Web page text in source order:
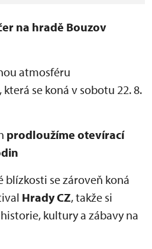
na hradě Bouzov
atmosféru
, která se koná v sobotu 22. 8.
prodloužíme otevírací
blízkosti se zároveň koná
Hrady CZ, takže si
kultury a zábavy na